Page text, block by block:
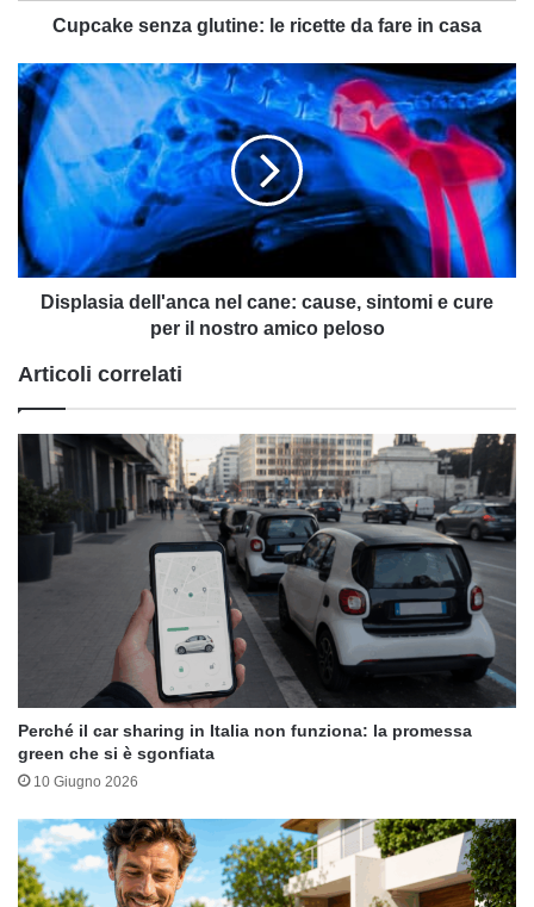
Cupcake senza glutine: le ricette da fare in casa
Displasia
dell'anca
nel
cane:
cause,
sintomi
e
cure
per
peloso
Displasia dell'anca nel cane: cause, sintomi e cure
per il nostro amico peloso
Articoli correlati
Perché il car sharing in Italia non funziona: la promessa
green che si è sgonfiata
10 Giugno 2026